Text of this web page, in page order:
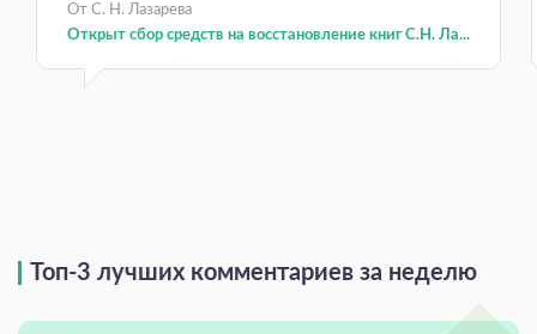
От С. Н. Лазарева
Открыт сбор средств на восстановление книг С.Н. Ла...
Топ-3 лучших комментариев за неделю